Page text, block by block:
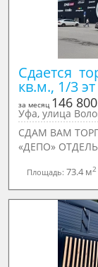
Сдается
кв.м., 1/3 эт
за месяц 146 800
Уфа, улица
СДАМ ВАМ
«ДEПO»
Площадь:73.4 м2